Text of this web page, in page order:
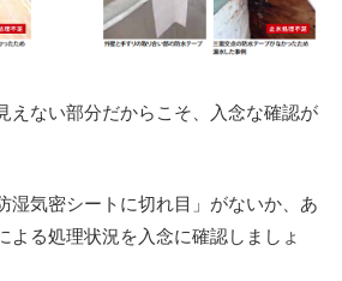
えない部分だからこそ、入念な確認が
湿気密シートに切れ目」がないか、あ
よる処理状況を入念に確認しましょ